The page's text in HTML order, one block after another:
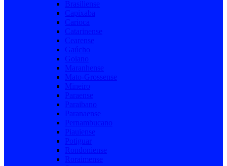
Brasiliense
Capixaba
Carioca
Catarinense
Cearense
Gaúcho
Goiano
Maranhense
Mato-Grossense
Mineiro
Paraense
Paraibano
Paranaense
Pernambucano
Piauiense
Potiguar
Rondoniense
Roraimense